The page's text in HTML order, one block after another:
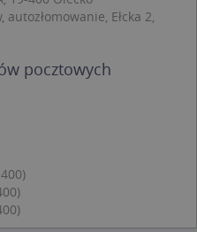
Ełcka 2,
pocztowych
Targetowanie
korzystanie z
zarządzanie kontem.
nie można
Domena
.targeo.pl